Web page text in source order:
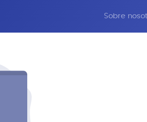
Sobre